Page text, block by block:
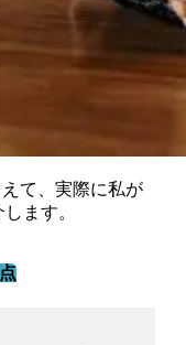
て、 実際に私が
ます。